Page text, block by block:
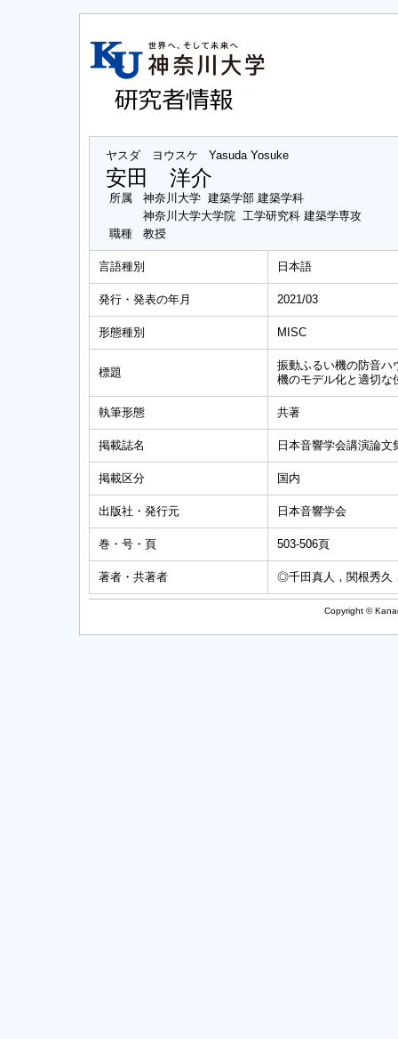
ヤスダ ヨウスケ Yasuda Yosuke
安田 洋介
所属
神奈川大学 建築学部 建築学科
神奈川大学大学院 工学研究科 建築学専攻
職種
教授
言語種別 日本語
発行・発表の年月 2021/03
形態種別 MISC
標題
振動ふるい機の防音
機のモデル化と適切
執筆形態 共著
掲載誌名 日本音響学会講演論文
掲載区分 国内
出版社・発行元 日本音響学会
巻・号・頁 503-506頁
著者・共著者 ◎千田真人，関根秀久
Copyright ©